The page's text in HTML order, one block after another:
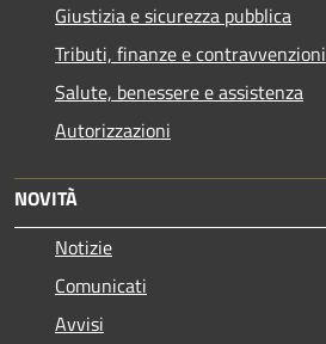
Giustizia e sicurezza pubblica
Tributi, finanze e contravvenzioni
Salute, benessere e assistenza
Autorizzazioni
NOVITÀ
Notizie
Comunicati
Avvisi